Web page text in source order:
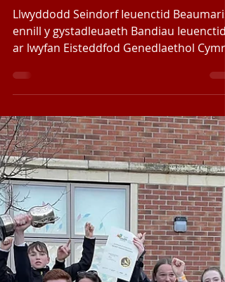
Ieuenctid i gynrychioli
Cymru
Llwyddodd Seindorf Ieuenctid Beaumaris
yn Boduan...